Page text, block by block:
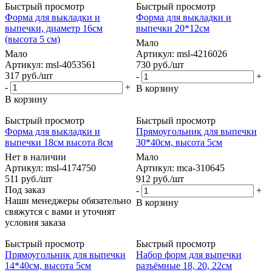
Быстрый просмотр
Форма для выкладки и
выпечки, диаметр 16см
(высота 5 см)
Мало
Артикул: msl-4053561
317 руб./шт
-
+
В корзину
Быстрый просмотр
Форма для выкладки и
выпечки 20*12см
Мало
Артикул: msl-4216026
730 руб./шт
-
+
В корзину
Быстрый просмотр
Форма для выкладки и
выпечки 18см высота 8см
Нет в наличии
Артикул: msl-4174750
511 руб./шт
Под заказ
Наши менеджеры обязательно
свяжутся с вами и уточнят
условия заказа
Быстрый просмотр
Прямоугольник для выпечки
30*40см, высота 5см
Мало
Артикул: mca-310645
912 руб./шт
-
+
В корзину
Быстрый просмотр
Прямоугольник для выпечки
14*40см, высота 5см
Быстрый просмотр
Набор форм для выпечки
разъёмные 18, 20, 22см